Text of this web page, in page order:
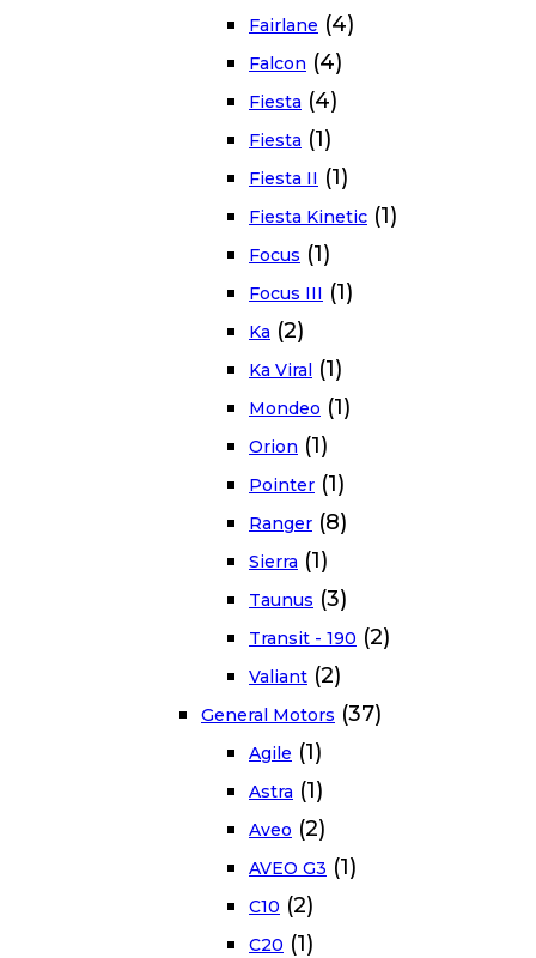
Fairlane (4)
Falcon (4)
Fiesta (4)
Fiesta (1)
Fiesta II (1)
Fiesta Kinetic (1)
Focus (1)
Focus III (1)
Ka (2)
Ka Viral (1)
Mondeo (1)
Orion (1)
Pointer (1)
Ranger (8)
Sierra (1)
Taunus (3)
Transit - 190 (2)
Valiant (2)
General Motors (37)
Agile (1)
Astra (1)
Aveo (2)
AVEO G3 (1)
C10 (2)
C20 (1)